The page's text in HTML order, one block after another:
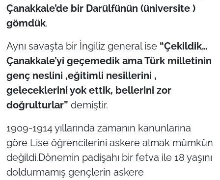
Çanakkale’de bir Darülfünün (üniversite )
gömdük.
Aynı savaşta bir İngiliz general ise “Çekildik…
Çanakkale’yi geçemedik ama Türk milletinin
genç neslini ,eğitimli nesillerini ,
geleceklerini yok ettik, bellerini zor
doğrulturlar” demiştir.
1909-1914 yıllarında zamanın kanunlarına
göre Lise öğrencilerini askere almak mümkün
değildi.Dönemin padişahı bir fetva ile 18 yaşını
doldurmamış gençlerin askere
English News
Finans
Genel-A